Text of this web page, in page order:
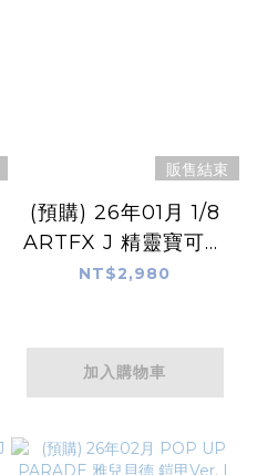
販售結束
(預購) 26年01月 1/8
ARTFX J 精靈寶可夢
X/Y 卡魯穆 with 呱呱
NT$2,980
加入購物車